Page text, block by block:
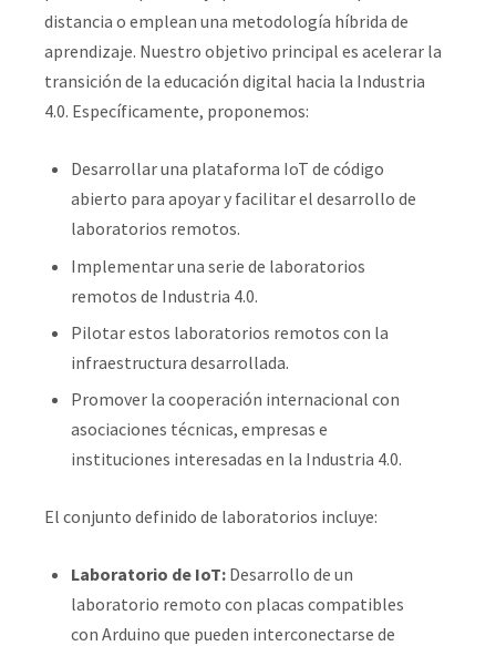
distancia o emplean una metodología híbrida de
aprendizaje. Nuestro objetivo principal es acelerar la
transición de la educación digital hacia la Industria
4.0. Específicamente, proponemos:
Desarrollar una plataforma IoT de código
abierto para apoyar y facilitar el desarrollo de
laboratorios remotos.
Implementar una serie de laboratorios
remotos de Industria 4.0.
Pilotar estos laboratorios remotos con la
infraestructura desarrollada.
Promover la cooperación internacional con
asociaciones técnicas, empresas e
instituciones interesadas en la Industria 4.0.
El conjunto definido de laboratorios incluye:
Laboratorio de IoT: Desarrollo de un
laboratorio remoto con placas compatibles
con Arduino que pueden interconectarse de